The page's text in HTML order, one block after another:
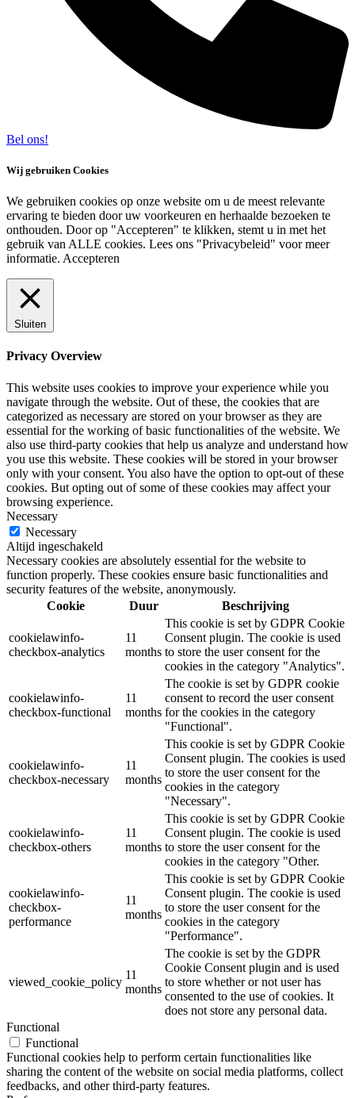
Bel ons!
Wij gebruiken Cookies
We gebruiken cookies op onze website om u de meest relevante
ervaring te bieden door uw voorkeuren en herhaalde bezoeken te
onthouden. Door op "Accepteren" te klikken, stemt u in met het
gebruik van ALLE cookies. Lees ons "Privacybeleid" voor meer
informatie. Accepteren
Sluiten
Privacy Overview
This website uses cookies to improve your experience while you
navigate through the website. Out of these, the cookies that are
categorized as necessary are stored on your browser as they are
essential for the working of basic functionalities of the website. We
also use third-party cookies that help us analyze and understand how
you use this website. These cookies will be stored in your browser
only with your consent. You also have the option to opt-out of these
cookies. But opting out of some of these cookies may affect your
browsing experience.
Necessary
Necessary
Altijd ingeschakeld
Necessary cookies are absolutely essential for the website to
function properly. These cookies ensure basic functionalities and
security features of the website, anonymously.
Cookie
Duur Beschrijving
cookielawinfo-
checkbox-analytics
11
months
This cookie is set by GDPR Cookie
Consent plugin. The cookie is used
to store the user consent for the
cookies in the category "Analytics".
cookielawinfo-
checkbox-functional
11
months
The cookie is set by GDPR cookie
consent to record the user consent
for the cookies in the category
"Functional".
cookielawinfo-
checkbox-necessary
11
months
This cookie is set by GDPR Cookie
Consent plugin. The cookies is used
to store the user consent for the
cookies in the category
"Necessary".
cookielawinfo-
checkbox-others
11
months
This cookie is set by GDPR Cookie
Consent plugin. The cookie is used
to store the user consent for the
cookies in the category "Other.
cookielawinfo-
checkbox-
performance
11
months
This cookie is set by GDPR Cookie
Consent plugin. The cookie is used
to store the user consent for the
cookies in the category
"Performance".
viewed_cookie_policy
11
months
The cookie is set by the GDPR
Cookie Consent plugin and is used
to store whether or not user has
consented to the use of cookies. It
does not store any personal data.
Functional
Functional
Functional cookies help to perform certain functionalities like
sharing the content of the website on social media platforms, collect
feedbacks, and other third-party features.